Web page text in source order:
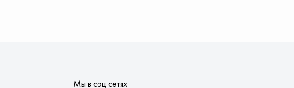
Мы в соц сетях